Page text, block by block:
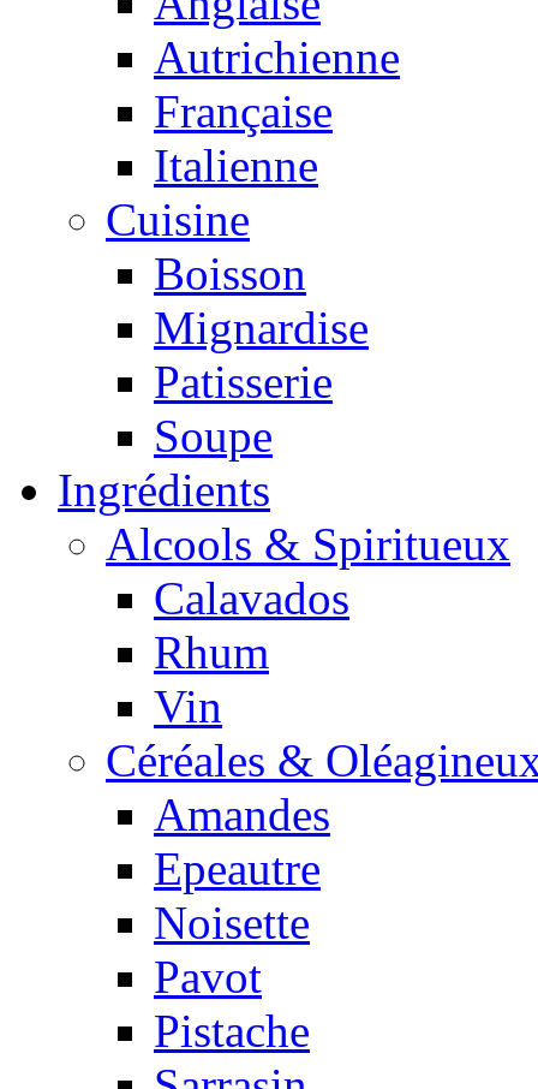
Autrichienne
Française
Italienne
Cuisine
Boisson
Mignardise
Patisserie
Soupe
Ingrédients
Alcools & Spiritueux
Calavados
Rhum
Vin
Céréales &
Amandes
Epeautre
Noisette
Pavot
Pistache